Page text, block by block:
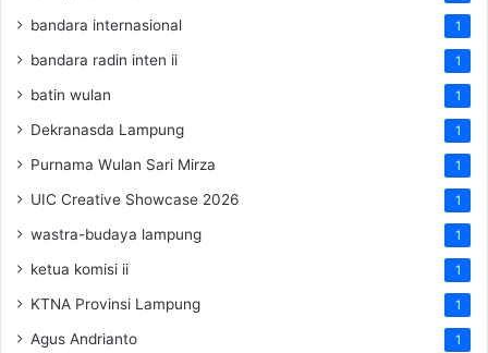
bandara internasional 1
bandara radin inten ii 1
batin wulan 1
Dekranasda Lampung 1
Purnama Wulan Sari Mirza 1
UIC Creative Showcase 2026 1
wastra-budaya lampung 1
ketua komisi ii 1
KTNA Provinsi Lampung 1
Agus Andrianto 1